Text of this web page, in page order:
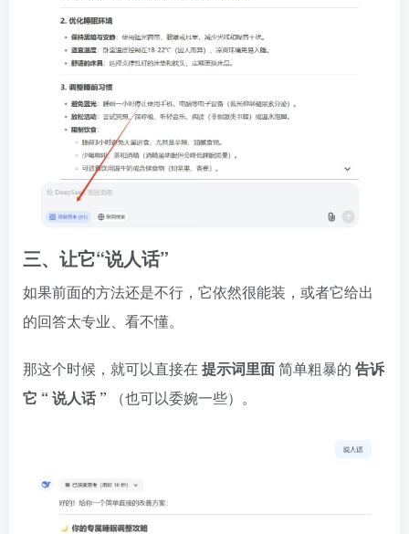
三、让它“说人话”
如果前面的方法还是不行，它依然很能装，或者它给出
的回答太专业、看不懂。
那这个时候，就可以直接在 提示词里面简单粗暴的 告诉
它 “ 说人话 ” （也可以委婉一些）。